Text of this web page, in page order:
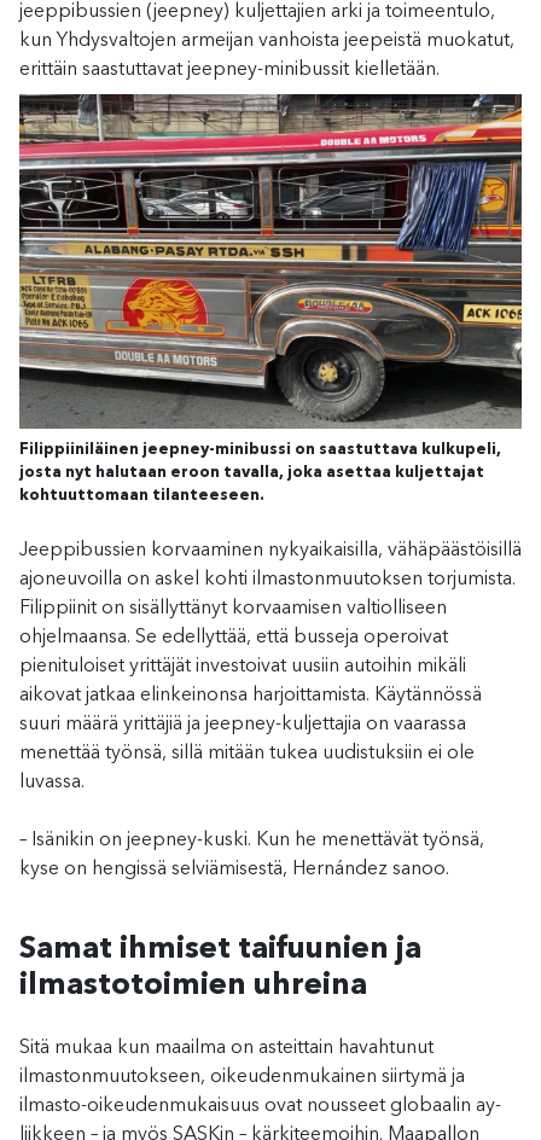
jeeppibussien (jeepney) kuljettajien arki ja toimeentulo,
kun Yhdysvaltojen armeijan vanhoista jeepeistä muokatut,
erittäin saastuttavat jeepney-minibussit kielletään.
Filippiiniläinen jeepney-minibussi on saastuttava kulkupeli,
josta nyt halutaan eroon tavalla, joka asettaa kuljettajat
kohtuuttomaan tilanteeseen.
Jeeppibussien korvaaminen nykyaikaisilla, vähäpäästöisillä
ajoneuvoilla on askel kohti ilmastonmuutoksen torjumista.
Filippiinit on sisällyttänyt korvaamisen valtiolliseen
ohjelmaansa. Se edellyttää, että busseja operoivat
pienituloiset yrittäjät investoivat uusiin autoihin mikäli
aikovat jatkaa elinkeinonsa harjoittamista. Käytännössä
suuri määrä yrittäjiä ja jeepney-kuljettajia on vaarassa
menettää työnsä, sillä mitään tukea uudistuksiin ei ole
luvassa.
– Isänikin on jeepney-kuski. Kun he menettävät työnsä,
kyse on hengissä selviämisestä, Hernández sanoo.
Samat ihmiset taifuunien ja
ilmastotoimien uhreina
Sitä mukaa kun maailma on asteittain havahtunut
ilmastonmuutokseen, oikeudenmukainen siirtymä ja
ilmasto-oikeudenmukaisuus ovat nousseet globaalin ay-
liikkeen – ja myös SASKin – kärkiteemoihin. Maapallon